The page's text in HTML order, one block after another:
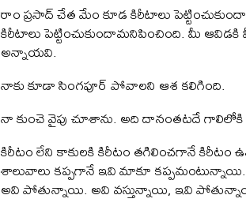
రాం ప్రసాద్ చేత మేం కూడ కిరీటాలు
కిరీటాలు పెట్టించుకుందామనిపించింది. మీ ఆవిడకి
అన్నాయవి.
నాకు కూడా సింగపూర్ పోవాలని ఆశ కలిగింది.
నా కుంచె వైపు చూశాను. అది దానంతటదే గాలిలోకి
కిరీటం లేని కాకులకి కిరీటం తగిలించగానే కిరీటం
శాలువాలు కప్పగానే ఇవి మాకూ
అవి పోతున్నాయి. అవి వస్తున్నాయి, ఇవి